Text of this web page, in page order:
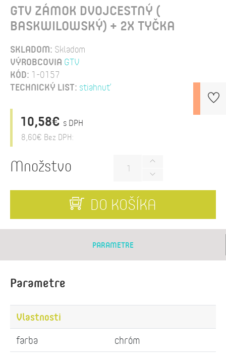
GTV ZÁMOK DVOJCESTNÝ (
BASKWILOWSKÝ) + 2X TYČKA
SKLADOM: Skladom
VÝROBCOVIA GTV
KÓD: 1-0157
TECHNICKÝ LIST: stiahnuť
10,58€ s DPH
8,60€ Bez DPH:
Množstvo
DO KOŠÍKA
PARAMETRE
Parametre
Vlastnosti
farba
chróm